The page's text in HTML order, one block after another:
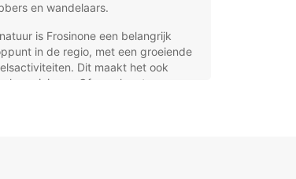
en wandelaars.
is Frosinone een belangrijk
in de regio, met een groeiende
Dit maakt het ook
Of u nu komt voor